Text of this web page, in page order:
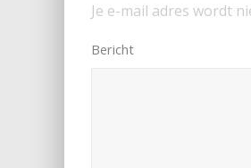
Je e-mail adres wordt
Bericht